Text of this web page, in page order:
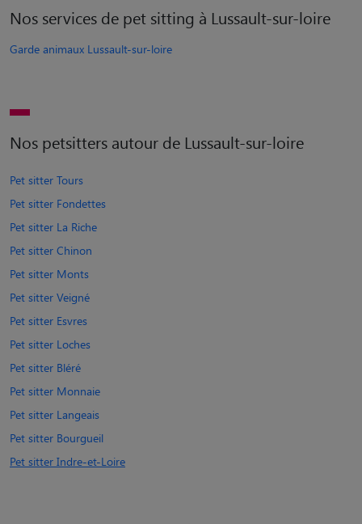
Nos services de pet sitting à Lussault-sur-loire
Garde animaux Lussault-sur-loire
Nos petsitters autour de Lussault-sur-loire
Pet sitter Tours
Pet sitter Fondettes
Pet sitter La Riche
Pet sitter Chinon
Pet sitter Monts
Pet sitter Veigné
Pet sitter Esvres
Pet sitter Loches
Pet sitter Bléré
Pet sitter Monnaie
Pet sitter Langeais
Pet sitter Bourgueil
Pet sitter Indre-et-Loire